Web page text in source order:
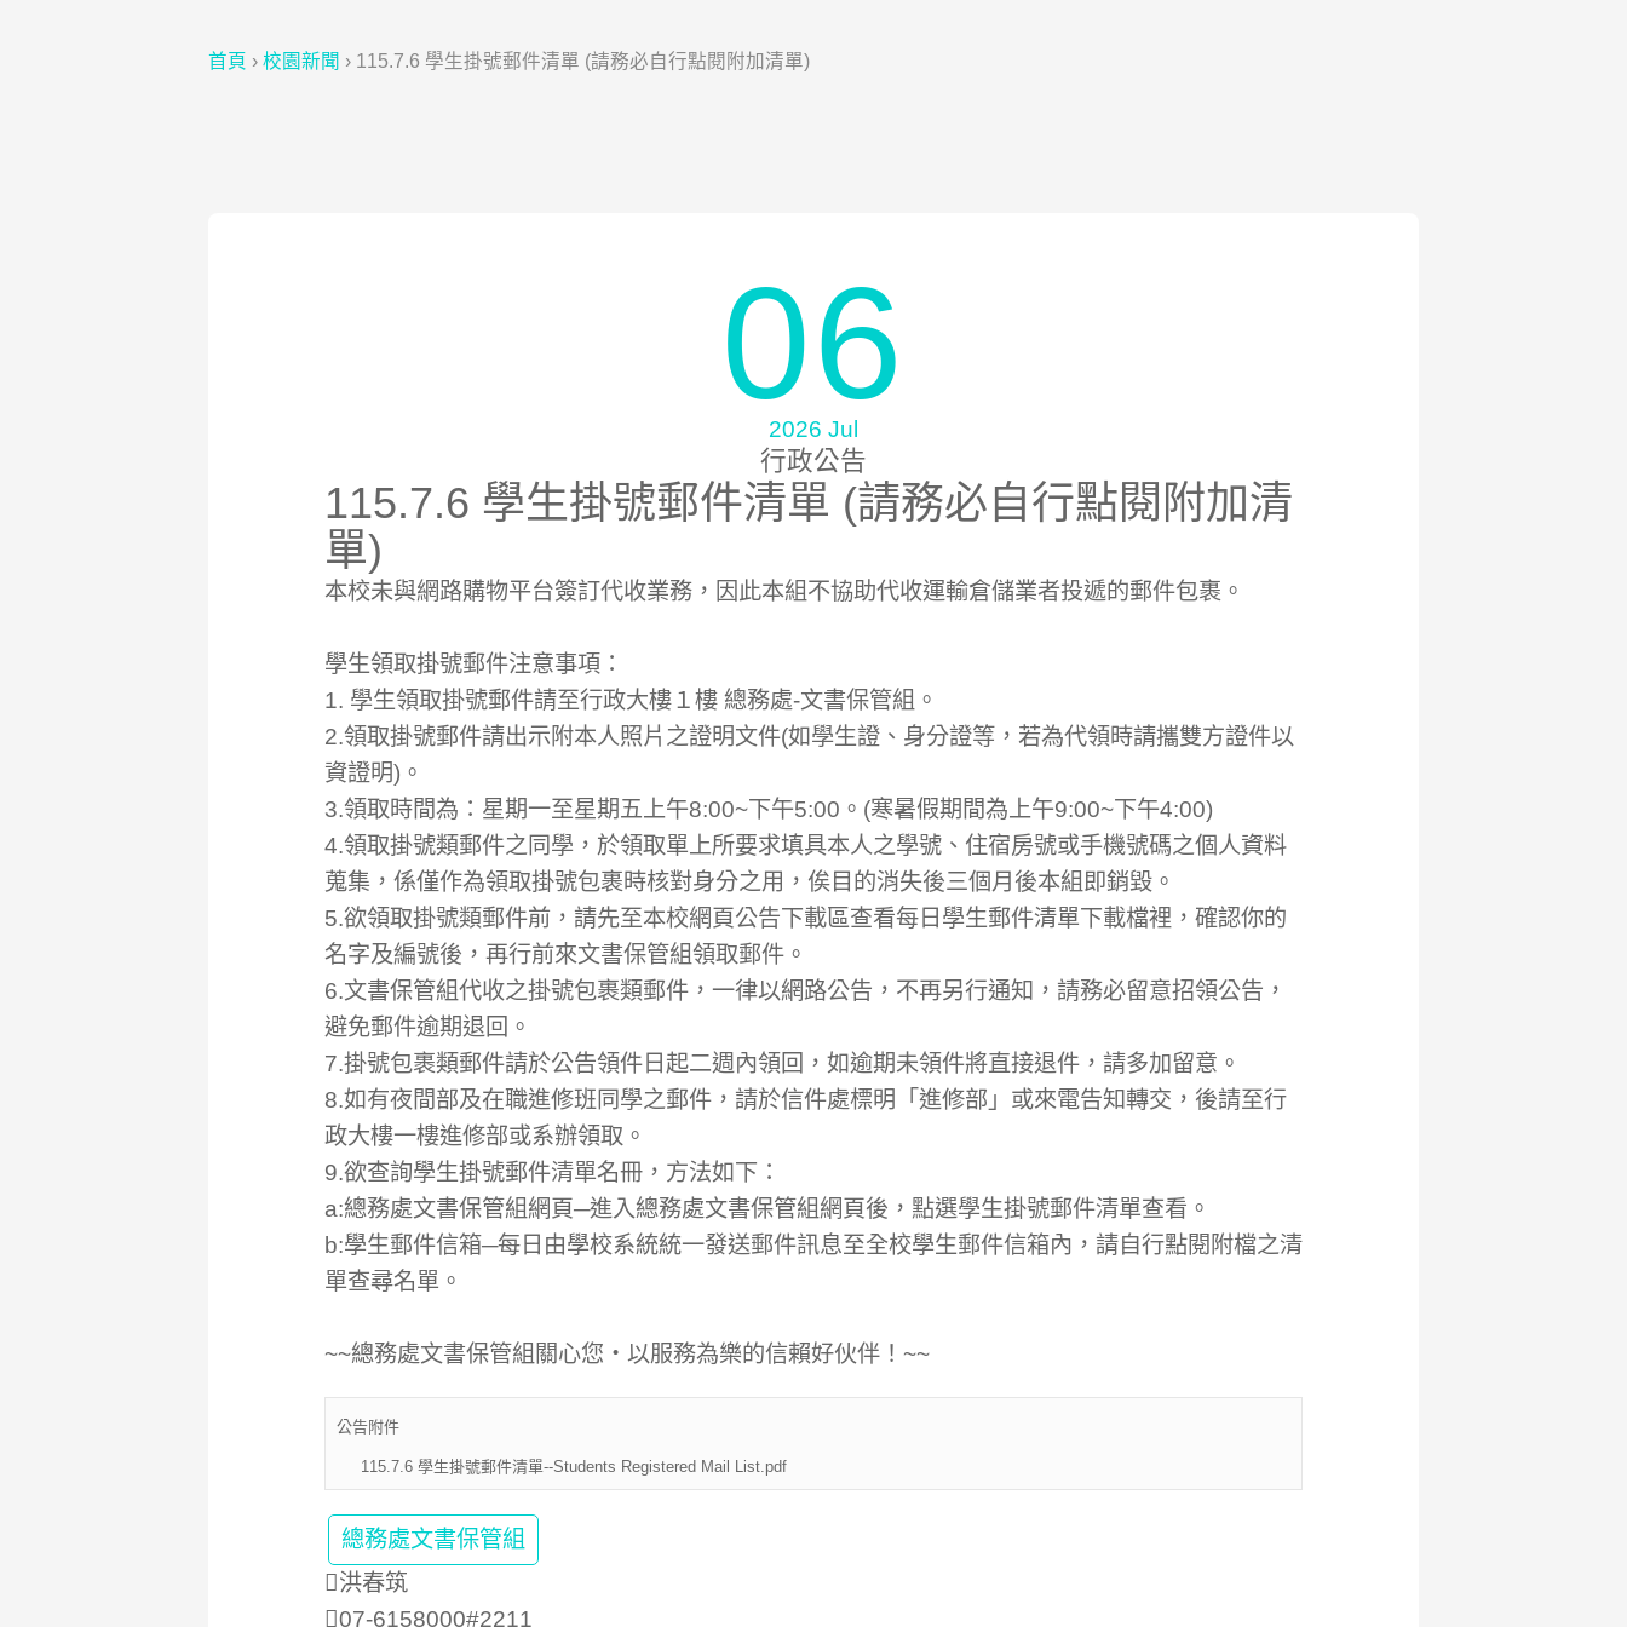
首頁 › 校園新聞 › 115.7.6 學生掛號郵件清單 (請務必自行點閱附加清單)
06
2026 Jul
行政公告
115.7.6 學生掛號郵件清單 (請務必自行點閱附加清
單)
本校未與網路購物平台簽訂代收業務，因此本組不協助代收運輸倉儲業者投遞的郵件包裹。
學生領取掛號郵件注意事項：
1. 學生領取掛號郵件請至行政大樓１樓 總務處-文書保管組。
2.領取掛號郵件請出示附本人照片之證明文件(如學生證、身分證等，若為代領時請攜雙方證件以
資證明)。
3.領取時間為：星期一至星期五上午8:00~下午5:00。(寒暑假期間為上午9:00~下午4:00)
4.領取掛號類郵件之同學，於領取單上所要求填具本人之學號、住宿房號或手機號碼之個人資料
蒐集，係僅作為領取掛號包裹時核對身分之用，俟目的消失後三個月後本組即銷毀。
5.欲領取掛號類郵件前，請先至本校網頁公告下載區查看每日學生郵件清單下載檔裡，確認你的
名字及編號後，再行前來文書保管組領取郵件。
6.文書保管組代收之掛號包裹類郵件，一律以網路公告，不再另行通知，請務必留意招領公告，
避免郵件逾期退回。
7.掛號包裹類郵件請於公告領件日起二週內領回，如逾期未領件將直接退件，請多加留意。
8.如有夜間部及在職進修班同學之郵件，請於信件處標明「進修部」或來電告知轉交，後請至行
政大樓一樓進修部或系辦領取。
9.欲查詢學生掛號郵件清單名冊，方法如下：
a:總務處文書保管組網頁─進入總務處文書保管組網頁後，點選學生掛號郵件清單查看。
b:學生郵件信箱─每日由學校系統統一發送郵件訊息至全校學生郵件信箱內，請自行點閱附檔之清
單查尋名單。
~~總務處文書保管組關心您‧以服務為樂的信賴好伙伴！~~
公告附件
115.7.6 學生掛號郵件清單--Students Registered Mail List.pdf
總務處文書保管組
洪春筑
07-6158000#2211